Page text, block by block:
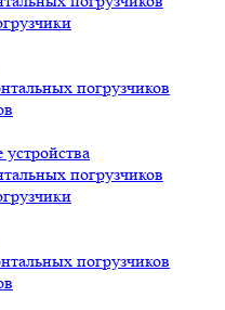
погрузчиков
погрузчиков
погрузчиков